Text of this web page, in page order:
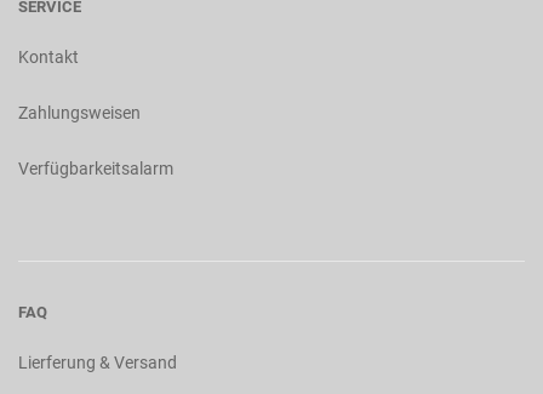
SERVICE
Kontakt
Zahlungsweisen
Verfügbarkeitsalarm
FAQ
Lierferung & Versand